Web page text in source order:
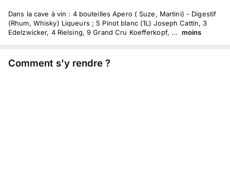
Dans la cave à vin : 4 bouteilles Apero ( Suze, Martini) - Digestif
(Rhum, Whisky) Liqueurs ; 5 Pinot blanc (1L) Joseph Cattin, 3
Edelzwicker, 4 Rielsing, 9 Grand Cru Koefferkopf, ... moins
Comment s'y rendre ?